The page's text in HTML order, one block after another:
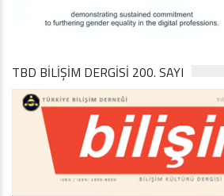
TBD BILIŞIM DERGISI 200. SAYI